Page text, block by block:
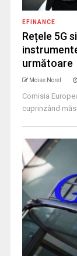
EFINANCE
Rețele 5G
următoare
Moise Norel
Comisia
cuprinzând